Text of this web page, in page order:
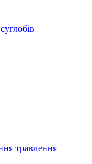
травлення